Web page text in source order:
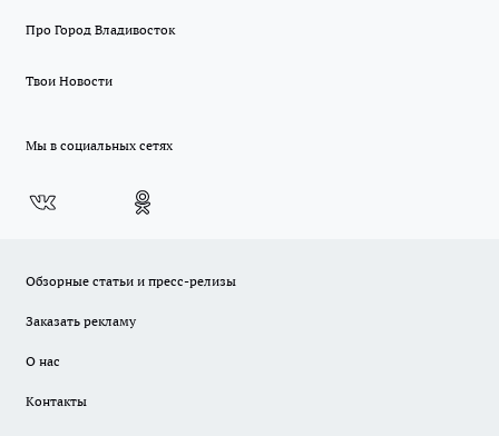
Про Город Владивосток
Твои Новости
Мы в социальных сетях
Обзорные статьи и пресс-релизы
Заказать рекламу
О нас
Контакты